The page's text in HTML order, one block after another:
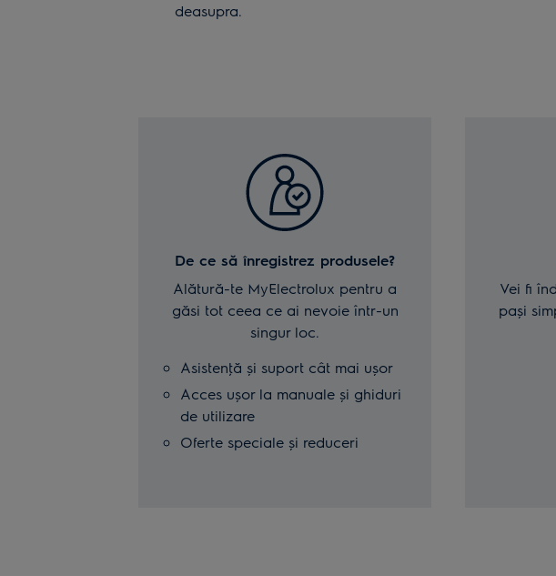
deasupra.
De ce să înregistrez produsele?
Alătură-te MyElectrolux pentru a
găsi tot ceea ce ai nevoie într-un
singur loc.
Asistenţă și suport cât mai ușor
Acces ușor la manuale și ghiduri
de utilizare
Oferte speciale și reduceri
Vei fi
pași